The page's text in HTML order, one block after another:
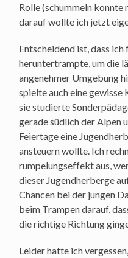
Rol­le (schum­meln konn­te
dar­auf woll­te ich jetzt
Ent­schei­dend ist, dass
her­un­ter­tramp­te, um die
ange­neh­mer Umge­bung
spiel­te auch eine gewis­se
sie stu­dier­te
gera­de süd­lich der Alpen
Fei­er­ta­ge eine
ansteu­ern woll­te. Ich
rum­pe­lungs­ef­fekt aus,
die­ser Jugend­her­ber­ge
Chan­cen bei der jun­gen
beim Tram­pen dar­auf,
die rich­ti­ge Rich­tung
Lei­der hat­te ich